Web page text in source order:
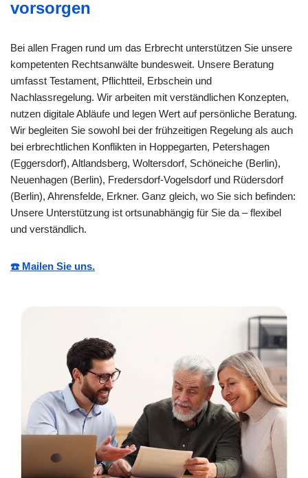
vorsorgen
Bei allen Fragen rund um das Erbrecht unterstützen Sie unsere
kompetenten Rechtsanwälte bundesweit. Unsere Beratung
umfasst Testament, Pflichtteil, Erbschein und
Nachlassregelung. Wir arbeiten mit verständlichen Konzepten,
nutzen digitale Abläufe und legen Wert auf persönliche Beratung.
Wir begleiten Sie sowohl bei der frühzeitigen Regelung als auch
bei erbrechtlichen Konflikten in Hoppegarten, Petershagen
(Eggersdorf), Altlandsberg, Woltersdorf, Schöneiche (Berlin),
Neuenhagen (Berlin), Fredersdorf-Vogelsdorf und Rüdersdorf
(Berlin), Ahrensfelde, Erkner. Ganz gleich, wo Sie sich befinden:
Unsere Unterstützung ist ortsunabhängig für Sie da – flexibel
und verständlich.
☎️ Mailen Sie uns.